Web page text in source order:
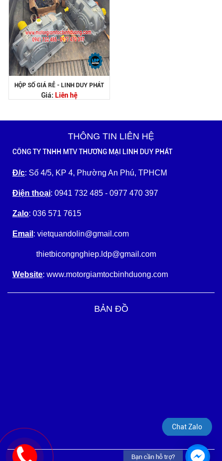
HỘP SỐ GIÁ RẺ - LINH DUY PHÁT
Giá: Liên hệ
THÔNG TIN LIÊN HỆ
CÔNG TY TNHH MTV THƯƠNG MẠI LINH DUY PHÁT
Đ/c: Số 4/5, KP 4, Phường An Phú, TPHCM
Điện thoại: 0941 732 485 - 0977 470 397
Zalo: 036 571 7615
Email : vietquandolin@gmail.com
thietbicongnghiep.ldp@gmail.com
Website: www.motorgiamtocbinhduong.com
BẢN ĐỒ
Chat Zalo
Bạn cần hỗ trợ?